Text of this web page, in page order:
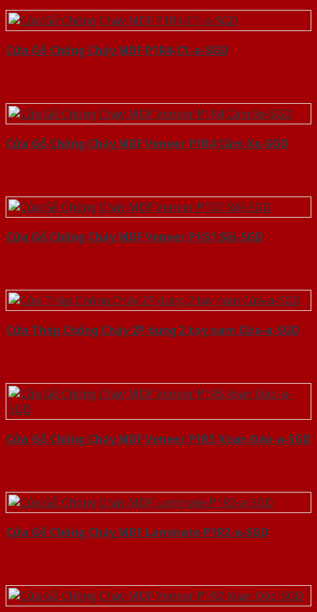
Cửa Gỗ Chống Cháy MDF P1R4-C1-a-SGD
Cửa Gỗ Chống Cháy MDF Veneer P1R4 Căm Xe-SGD
Cửa Gỗ Chống Cháy MDF Veneer P1G1 Sồi-SGD
Cửa Thép Chống Cháy 2P dung 2 tay nam Cửa-a-SGD
Cửa Gỗ Chống Cháy MDF Veneer P1R5 Xoan Đào-a-SGD
Cửa Gỗ Chống Cháy MDF Laminate P1R2-a-SGD